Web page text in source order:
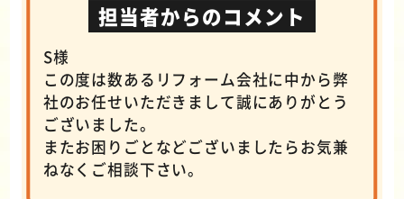
担当者からのコメント
S様
この度は数あるリフォーム会社に中から弊
社のお任せいただきまして誠にありがとう
ございました。
またお困りごとなどございましたらお気兼
ねなくご相談下さい。